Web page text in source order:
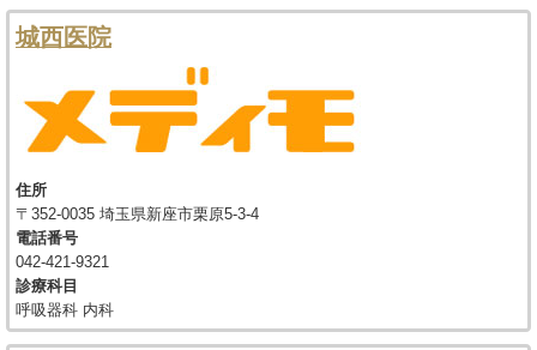
城西医院
住所
〒352-0035 埼玉県新座市栗原5-3-4
電話番号
042-421-9321
診療科目
呼吸器科 内科